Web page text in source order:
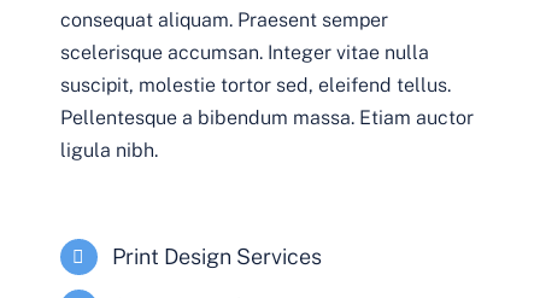
consequat aliquam. Praesent semper
scelerisque accumsan. Integer vitae nulla
suscipit, molestie tortor sed, eleifend tellus.
Pellentesque a bibendum massa. Etiam auctor
ligula nibh.
Print Design Services